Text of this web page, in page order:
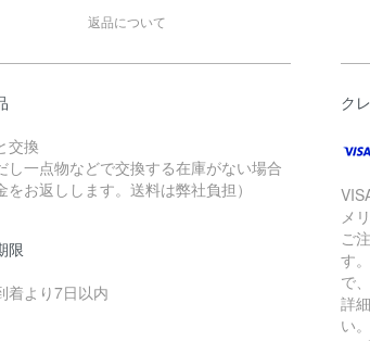
返品について
交換
し一点物などで交換する在庫がない場合
をお返しします。送料は弊社負担）
限
着より7日以内
ク
メ
ご
す
で
詳
い。